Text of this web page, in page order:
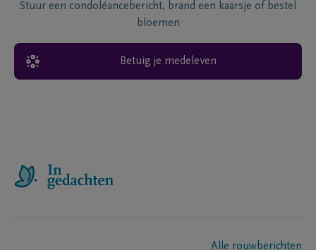
Stuur een condoléancebericht, brand een kaarsje of bestel
bloemen
Betuig je medeleven
Alle rouwberichten